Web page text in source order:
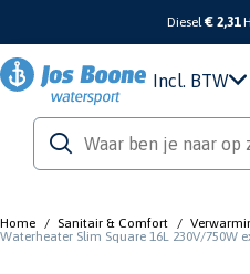
Diesel€ 2,31
Incl. BTW
Home / Sanitair & Comfort /
Waterheater Slim Square 16L 230V/750W